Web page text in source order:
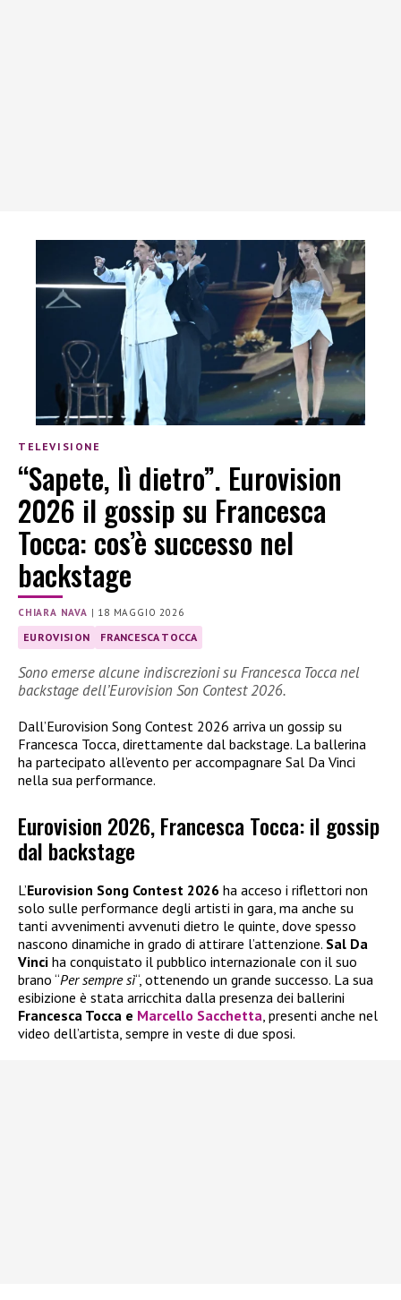
TELEVISIONE
“Sapete, lì dietro”. Eurovision
2026 il gossip su Francesca
Tocca: cos’è successo nel
backstage
CHIARA NAVA | 18 MAGGIO 2026
EUROVISION FRANCESCA TOCCA
Sono emerse alcune indiscrezioni su Francesca Tocca nel
backstage dell’Eurovision Son Contest 2026.
Dall’Eurovision Song Contest 2026 arriva un gossip su
Francesca Tocca, direttamente dal backstage. La ballerina
ha partecipato all’evento per accompagnare Sal Da Vinci
nella sua performance.
Eurovision 2026, Francesca Tocca: il gossip
dal backstage
L’Eurovision Song Contest 2026 ha acceso i riflettori non
solo sulle performance degli artisti in gara, ma anche su
tanti avvenimenti avvenuti dietro le quinte, dove spesso
nascono dinamiche in grado di attirare l’attenzione. Sal Da
Vinci ha conquistato il pubblico internazionale con il suo
brano “Per sempre sì“, ottenendo un grande successo. La sua
esibizione è stata arricchita dalla presenza dei ballerini
Francesca Tocca e Marcello Sacchetta , presenti anche nel
video dell’artista, sempre in veste di due sposi.